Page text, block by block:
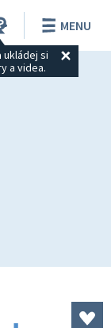
ukládej si
a videa.
MENU